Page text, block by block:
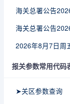
2026年8月7日周
报关参数常用代码
➤关区参数查询